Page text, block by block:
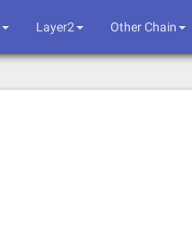
Layer2 Other Chain